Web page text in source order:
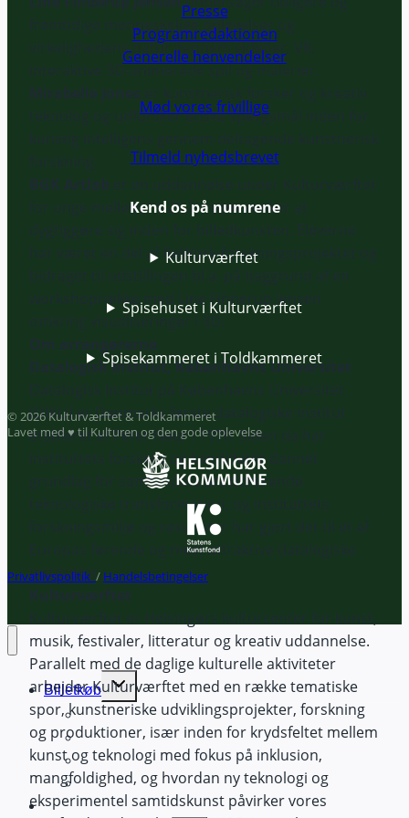
fremtidige menneskelige oplevelser og
virkelighedens natur gennem videoer, VR,
interaktive 3D-animerede spil og malerier.
Mirabelle Jones
er kunstnerisk forsker og kreativ
teknolog og udforsker etiske spørgsmål inden for
kunstig intelligens gennem deltagende kunstnerisk
forskning.
BGK Artlab
er en uddannelse under Kulturværftet
for unge mellem 15-25 år, som ønsker at
dygtiggøre sig inden for billedkunsten. Eleverne
har været en del af ReWork-forskningsprojektet og
bidraget til udstillingen bl.a. på baggrund af en
workshoprække med Line Finnerup Jensen
omkring visualiseringer i 3D.
Om arrangørerne
Datalogisk Institut, Københavns Universitet
Datalogisk Institut på Københavns Universitet
(DIKU) er Danmarks første datalogiske institut
etableret af Peter Naur i 1970. Siden da har
instituttets forskere og kandidater dannet
grundlag for samfundets accelererende
teknologiske transformation, og instituttets
forskningsmiljø og resultater har gjort det til et af
Europas førende og mest attraktive datalogiske
institutter.
Kulturværftet
Kulturværftet er Helsingørs kulturcenter for kunst,
musik, festivaler, litteratur og kreativ uddannelse.
Parallelt med de daglige kulturelle aktiviteter
arbejder Kulturværftet med en række tematiske
spor, kunstneriske udviklingsprojekter, forskning
og produktioner, især inden for krydsfeltet mellem
kunst og teknologi med fokus på inklusion,
mangfoldighed, og hvordan ny teknologi og
eksperimentel samtidskunst påvirker vores
Presse
Programredaktionen
Generelle henvendelser
Mød vores frivillige
Tilmeld nyhedsbrevet
Kend os på numrene
Kulturværftet
Spisehuset i Kulturværftet
Spisekammeret i Toldkammeret
© 2026 Kulturværftet & Toldkammeret
Lavet med ♥ til Kulturen og den gode oplevelse
Privatlivspolitik / Handelsbetingelser
Billetkøb Expand
child
menu
Din profil
Kurv
Liveforbundet
Gavekort
Kalender